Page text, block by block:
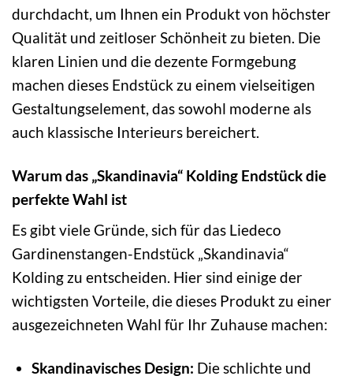
durchdacht, um Ihnen ein Produkt von höchster
Qualität und zeitloser Schönheit zu bieten. Die
klaren Linien und die dezente Formgebung
machen dieses Endstück zu einem vielseitigen
Gestaltungselement, das sowohl moderne als
auch klassische Interieurs bereichert.
Warum das „Skandinavia“ Kolding Endstück die
perfekte Wahl ist
Es gibt viele Gründe, sich für das Liedeco
Gardinenstangen-Endstück „Skandinavia“
Kolding zu entscheiden. Hier sind einige der
wichtigsten Vorteile, die dieses Produkt zu einer
ausgezeichneten Wahl für Ihr Zuhause machen:
Skandinavisches Design: Die schlichte und